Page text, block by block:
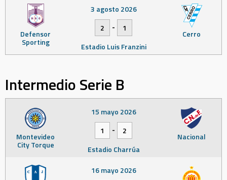
Defensor
Sporting
Cerro
3 agosto 2026
2
-
1
Estadio Luis Franzini
Intermedio Serie B
Montevideo
City Torque
Nacional
15 mayo 2026
1
-
2
Estadio Charrúa
16 mayo 2026